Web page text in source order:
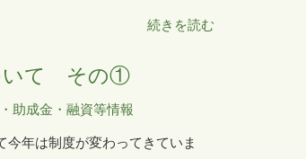
続きを読む
いて その①
助成金・融資等情報
年は制度が変わってきていま